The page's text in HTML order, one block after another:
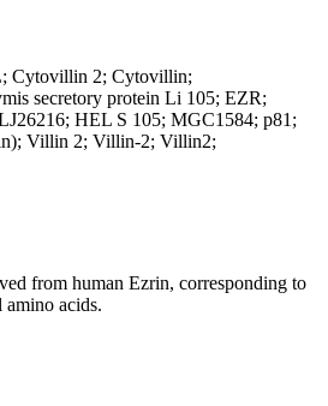
Cytovillin 2; Cytovillin;
secretory protein Li 105; EZR;
HEL S 105; MGC1584; p81;
Villin 2; Villin-2; Villin2;
from human Ezrin, corresponding to
acids.